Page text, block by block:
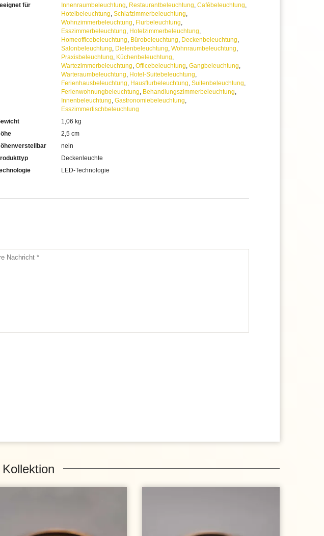
für
Innenraumbeleuchtung, Restaurantbeleuchtung, Cafébeleuchtung,
Hotelbeleuchtung, Schlafzimmerbeleuchtung,
Wohnzimmerbeleuchtung, Flurbeleuchtung,
Esszimmerbeleuchtung, Hotelzimmerbeleuchtung,
Homeofficebeleuchtung, Bürobeleuchtung, Deckenbeleuchtung,
Salonbeleuchtung, Dielenbeleuchtung, Wohnraumbeleuchtung,
Praxisbeleuchtung, Küchenbeleuchtung,
Wartezimmerbeleuchtung, Officebeleuchtung, Gangbeleuchtung,
Warteraumbeleuchtung, Hotel-Suitebeleuchtung,
Ferienhausbeleuchtung, Hausflurbeleuchtung, Suitenbeleuchtung,
Ferienwohnungbeleuchtung, Behandlungszimmerbeleuchtung,
Innenbeleuchtung, Gastronomiebeleuchtung,
Esszimmertischbeleuchtung
1,06 kg
2,5 cm
nein
Deckenleuchte
LED-Technologie